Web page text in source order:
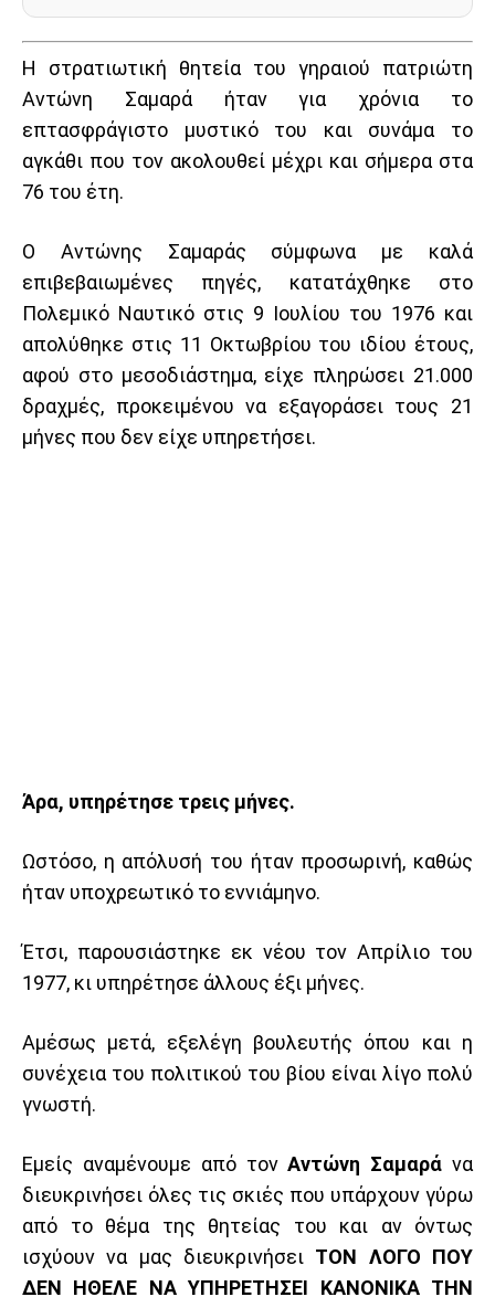
Η στρατιωτική θητεία του γηραιού πατριώτη
Αντώνη Σαμαρά ήταν για χρόνια το
επτασφράγιστο μυστικό του και συνάμα το
αγκάθι που τον ακολουθεί μέχρι και σήμερα στα
76 του έτη.
Ο Αντώνης Σαμαράς σύμφωνα με καλά
επιβεβαιωμένες πηγές, κατατάχθηκε στο
Πολεμικό Ναυτικό στις 9 Ιουλίου του 1976 και
απολύθηκε στις 11 Οκτωβρίου του ιδίου έτους,
αφού στο μεσοδιάστημα, είχε πληρώσει 21.000
δραχμές, προκειμένου να εξαγοράσει τους 21
μήνες που δεν είχε υπηρετήσει.
Άρα, υπηρέτησε τρεις μήνες.
Ωστόσο, η απόλυσή του ήταν προσωρινή, καθώς
ήταν υποχρεωτικό το εννιάμηνο.
Έτσι, παρουσιάστηκε εκ νέου τον Απρίλιο του
1977, κι υπηρέτησε άλλους έξι μήνες.
Αμέσως μετά, εξελέγη βουλευτής όπου και η
συνέχεια του πολιτικού του βίου είναι λίγο πολύ
γνωστή.
Εμείς αναμένουμε από τονΑντώνη Σαμαρά να
διευκρινήσει όλες τις σκιές που υπάρχουν γύρω
από το θέμα της θητείας του και αν όντως
ισχύουν να μας διευκρινήσει ΤΟΝ ΛΟΓΟ ΠΟΥ
ΔΕΝ ΗΘΕΛΕ ΝΑ ΥΠΗΡΕΤΗΣΕΙ ΚΑΝΟΝΙΚΑ ΤΗΝ